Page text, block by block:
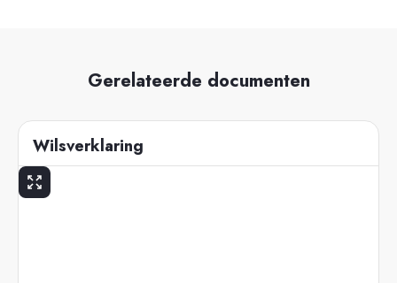
Gerelateerde documenten
Wilsverklaring